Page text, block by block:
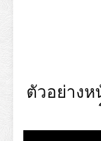
ตัวอย่างห